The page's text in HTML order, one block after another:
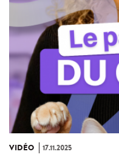
VIDÉO 17.11.2025